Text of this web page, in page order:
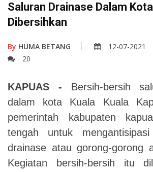
Saluran Drainase Dalam
Dibersihkan
By HUMA BETANG 12-07-2021
20
KAPUAS - Bersih-bersih
dalam kota Kuala Kuala
pemerintah kabupaten
tengah untuk mengantisipasi
drainase atau gorong-gorong
Kegiatan bersih-bersih itu